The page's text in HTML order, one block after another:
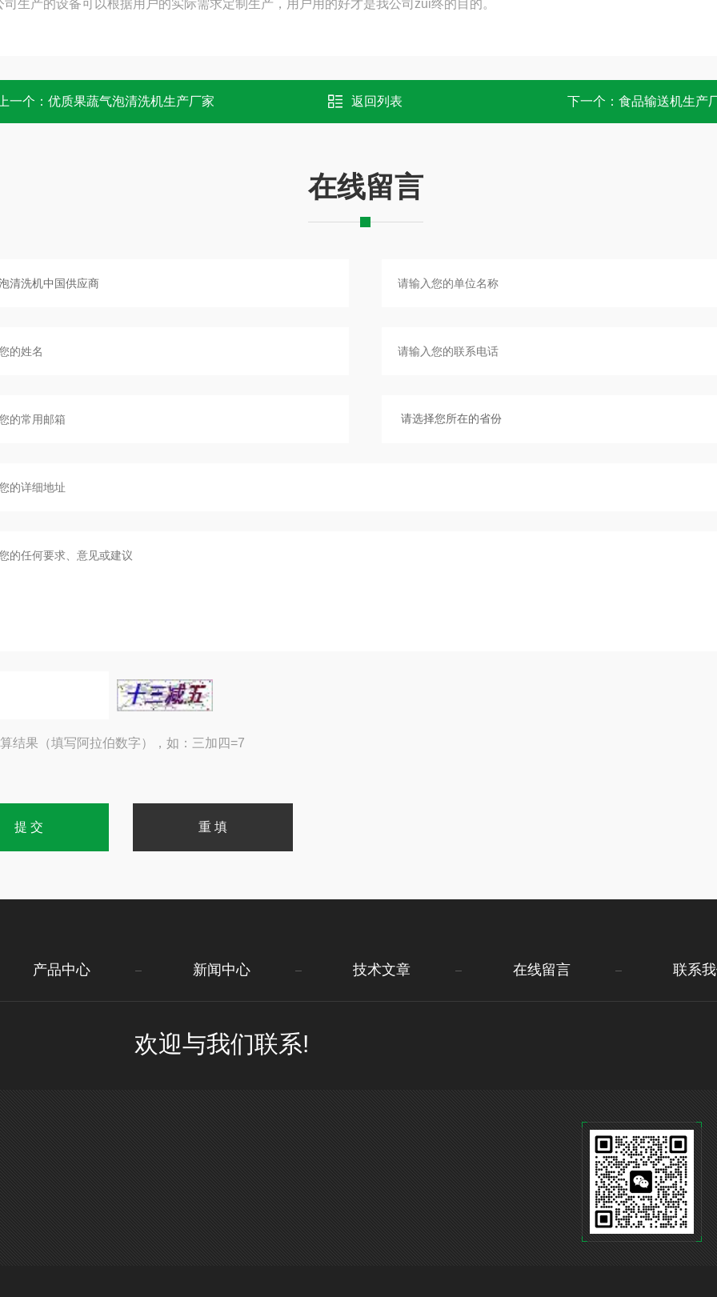
生产的设备可以根据用户的实际需求定制生产，用户用的好才是我公司zui终的目的。
一个： 优质果蔬气泡清洗机生产厂家 返回列表 下一个： 食品输送机生产
在线留言
结果（填写阿拉伯数字），如：三加四=7
产品中心 新闻中心 技术文章 在线留言 联系
欢迎与我们联系!